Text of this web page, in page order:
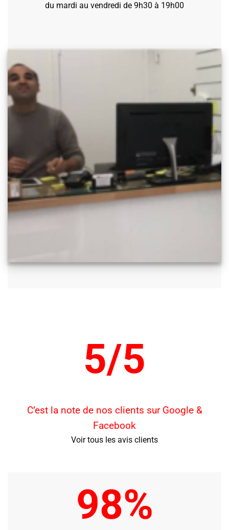
du mardi au vendredi de 9h30 à 19h00
5/5
C’est la note de nos clients sur Google &
Facebook
Voir tous les avis clients
98%